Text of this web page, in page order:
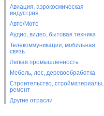
Авиация, аэрокосмическая
индустрия
Авто/Мото
Аудио, видео, бытовая техника
Телекоммуникации, мобильная
связь
Легкая промышленность
Мебель, лес, деревообработка
Строительство, стройматериалы,
ремонт
Другие отрасли